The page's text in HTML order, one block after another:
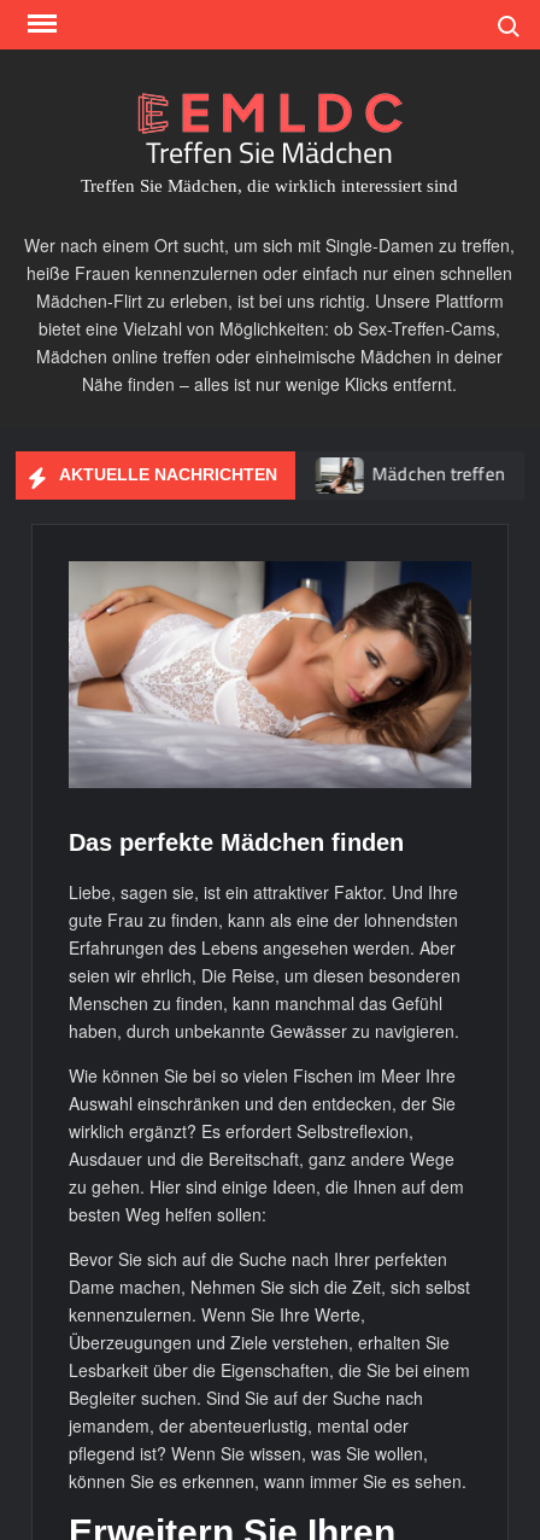
Skip
Treffen Sie Mädchen
Treffen Sie Mädchen, die wirklich interessiert sind
Wer nach einem Ort sucht, um sich mit Single-Damen zu treffen,
heiße Frauen kennenzulernen oder einfach nur einen schnellen
Mädchen-Flirt zu erleben, ist bei uns richtig. Unsere Plattform
bietet eine Vielzahl von Möglichkeiten: ob Sex-Treffen-Cams,
Mädchen online treffen oder einheimische Mädchen in deiner
Nähe finden – alles ist nur wenige Klicks entfernt.
AKTUELLE NACHRICHTEN
Schneller Mädchen-Flirt Mädchen treffen
Das perfekte Mädchen finden
Liebe, sagen sie, ist ein attraktiver Faktor. Und Ihre
gute Frau zu finden, kann als eine der lohnendsten
Erfahrungen des Lebens angesehen werden. Aber
seien wir ehrlich, Die Reise, um diesen besonderen
Menschen zu finden, kann manchmal das Gefühl
haben, durch unbekannte Gewässer zu navigieren.
Wie können Sie bei so vielen Fischen im Meer Ihre
Auswahl einschränken und den entdecken, der Sie
wirklich ergänzt? Es erfordert Selbstreflexion,
Ausdauer und die Bereitschaft, ganz andere Wege
zu gehen. Hier sind einige Ideen, die Ihnen auf dem
besten Weg helfen sollen:
Bevor Sie sich auf die Suche nach Ihrer perfekten
Dame machen, Nehmen Sie sich die Zeit, sich selbst
kennenzulernen. Wenn Sie Ihre Werte,
Überzeugungen und Ziele verstehen, erhalten Sie
Lesbarkeit über die Eigenschaften, die Sie bei einem
Begleiter suchen. Sind Sie auf der Suche nach
jemandem, der abenteuerlustig, mental oder
pflegend ist? Wenn Sie wissen, was Sie wollen,
können Sie es erkennen, wann immer Sie es sehen.
Erweitern Sie Ihren